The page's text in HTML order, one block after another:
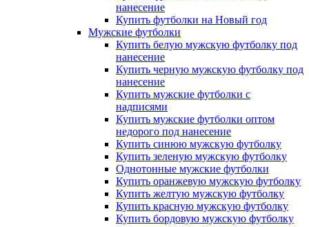
нанесение
Купить футболки на Новый год
Мужские футболки
Купить белую мужскую футболку под
нанесение
Купить черную мужскую футболку под
нанесение
Купить мужские футболки с
надписями
Купить мужские футболки оптом
недорого под нанесение
Купить синюю мужскую футболку
Купить зеленую мужскую футболку
Однотонные мужские футболки
Купить оранжевую мужскую футболку
Купить желтую мужскую футболку
Купить красную мужскую футболку
Купить бордовую мужскую футболку